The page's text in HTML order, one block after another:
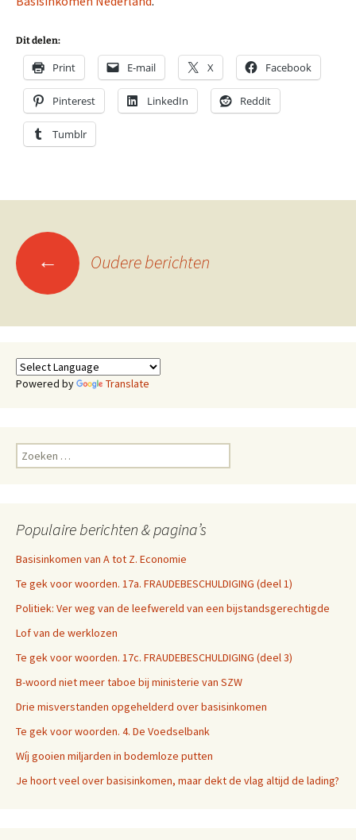
Dit delen:
Print E-mail X Facebook
Pinterest LinkedIn Reddit
Tumblr
Berichtennavigatie
← Oudere berichten
Powered by Translate
Zoeken
naar:
Populaire berichten & pagina’s
Basisinkomen van A tot Z. Economie
Te gek voor woorden. 17a. FRAUDEBESCHULDIGING (deel 1)
Politiek: Ver weg van de leefwereld van een bijstandsgerechtigde
Lof van de werklozen
Te gek voor woorden. 17c. FRAUDEBESCHULDIGING (deel 3)
B-woord niet meer taboe bij ministerie van SZW
Drie misverstanden opgehelderd over basisinkomen
Te gek voor woorden. 4. De Voedselbank
Wíj gooien miljarden in bodemloze putten
Je hoort veel over basisinkomen, maar dekt de vlag altijd de lading?